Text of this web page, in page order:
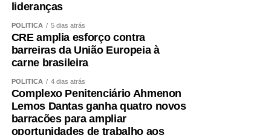
WhatsApp
Facebook
Twitter
Messenger
LinkedIn
lideranças
POLÍTICA 5 dias atrás
CRE amplia esforço contra
barreiras da União Europeia à
carne brasileira
POLÍTICA 4 dias atrás
Complexo Penitenciário Ahmenon
Lemos Dantas ganha quatro novos
barracões para ampliar
oportunidades de trabalho aos